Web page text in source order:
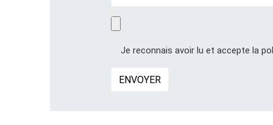
Je reconnais avoir lu et accepte la